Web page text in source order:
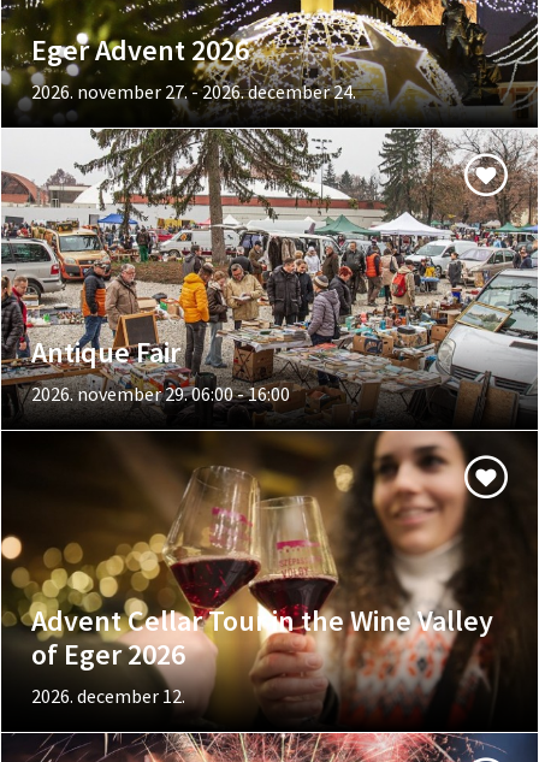
Eger Advent 2026
2026. november 27. - 2026. december 24.
Antique Fair
2026. november 29. 06:00 - 16:00
Advent Cellar Tour in the Wine Valley
of Eger 2026
2026. december 12.